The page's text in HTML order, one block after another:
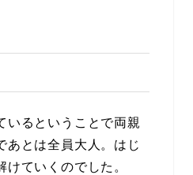
いるということで両親
あとは全員大人。はじ
ていくのでした。